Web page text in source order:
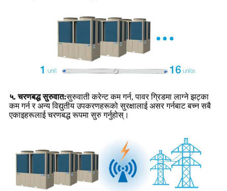
५. चरणबद्ध सुरुवात:सुरुवाती करेन्ट कम गर्न, पावर ग्रिडमा लाग्ने झट्का
कम गर्न र अन्य विद्युतीय उपकरणहरूको सुरक्षालाई असर गर्नबाट बच्न सबै
एकाइहरूलाई चरणबद्ध रूपमा सुरु गर्नुहोस्।